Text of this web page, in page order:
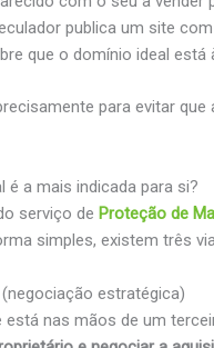
publica um site
que o domínio ideal está
para evitar que
a mais indicada para si?
serviço de Proteção de
simples, existem três
estratégica)
nas mãos de um